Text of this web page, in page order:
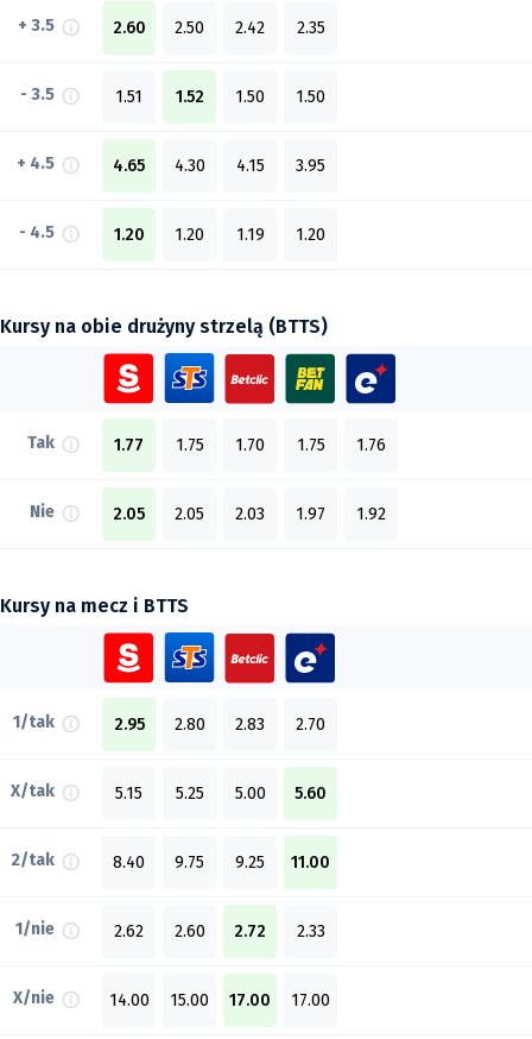
+ 3.5 2.60 2.50 2.42 2.35
- 3.5 1.51 1.52 1.50 1.50
+ 4.5 4.65 4.30 4.15 3.95
- 4.5 1.20 1.20 1.19 1.20
Kursy na obie drużyny strzelą (BTTS)
Tak 1.77 1.75 1.70 1.75 1.76
Nie 2.05 2.05 2.03 1.97 1.92
Kursy na mecz i BTTS
1/tak 2.95 2.80 2.83 2.70
X/tak 5.15 5.25 5.00 5.60
2/tak 8.40 9.75 9.25 11.00
1/nie 2.62 2.60 2.72 2.33
X/nie 14.00 15.00 17.00 17.00